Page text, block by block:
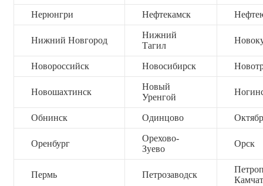
Нерюнгри Нефтекамск
Нижний Новгород
Нижний
Тагил
Новороссийск Новосибирск
Новошахтинск
Новый
Уренгой
Обнинск Одинцово
Оренбург
Орехово-
Зуево
Орск
Пермь Петрозаводск